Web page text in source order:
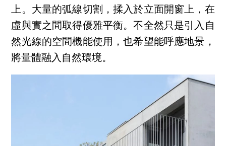
上。大量的弧線切割，揉入於立面開窗上，在
虛與實之間取得優雅平衡。不全然只是引入自
然光線的空間機能使用，也希望能呼應地景，
將量體融入自然環境。